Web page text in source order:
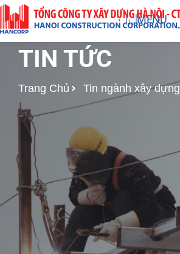
Nhảy
tới
nội
dung
MENU
TIN TỨC
Trang Chủ Tin ngành xây dựng